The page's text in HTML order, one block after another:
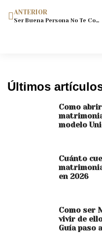
ANTERIOR
Ser Buena Persona No Te Convierte en Buena Pareja
Últimos
Como
modelo
Cuánto
en 2026
Como ser
vivir de
Guía paso